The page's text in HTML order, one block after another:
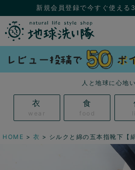
新規会員登録で今すぐ使える
人と地球に心地
衣
wear
食
food
HOME 衣 シルクと綿の五本指靴下【